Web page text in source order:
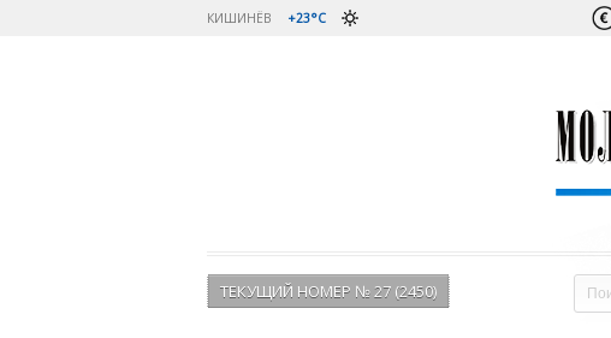
КИШИНЁВ +23°C
ТЕКУЩИЙ НОМЕР № 27 (2450)